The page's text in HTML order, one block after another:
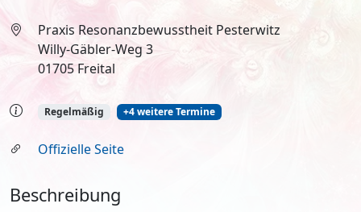
Praxis Resonanzbewusstheit Pesterwitz
Willy-Gäbler-Weg 3
01705 Freital
Regelmäßig +4 weitere Termine
Offizielle Seite
Beschreibung